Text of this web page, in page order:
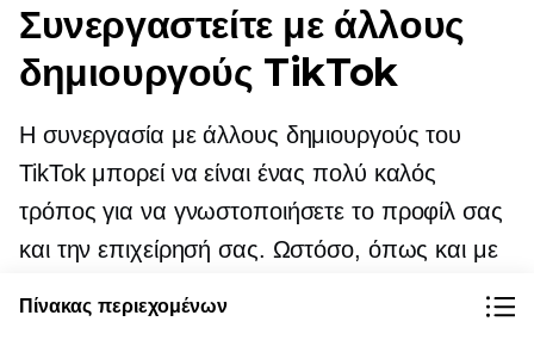
Συνεργαστείτε με άλλους
δημιουργούς TikTok
Η συνεργασία με άλλους δημιουργούς του
TikTok μπορεί να είναι ένας πολύ καλός
τρόπος για να γνωστοποιήσετε το προφίλ σας
και την επιχείρησή σας. Ωστόσο, όπως και με
Πίνακας περιεχομένων